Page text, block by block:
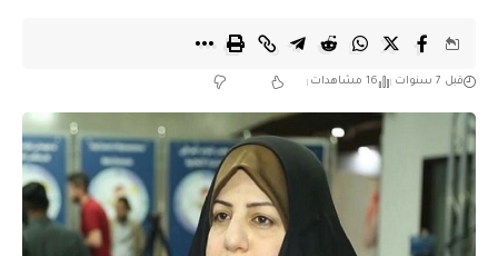
قبل 7 سنوات 16 مشاهدات